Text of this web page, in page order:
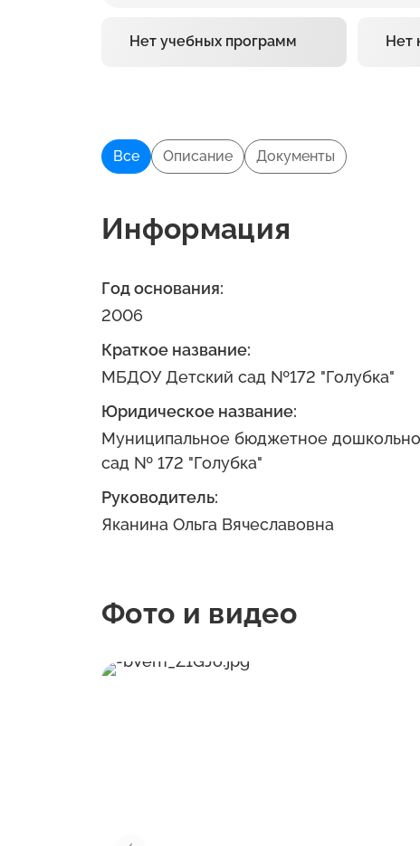
Нет учебных программ Нет
Все Описание Документы
Информация
Год основания:
2006
Краткое название:
МБДОУ Детский сад №172 "Голубка"
Юридическое название:
Муниципальное бюджетное
сад № 172 "Голубка"
Руководитель:
Яканина Ольга Вячеславовна
Фото и видео